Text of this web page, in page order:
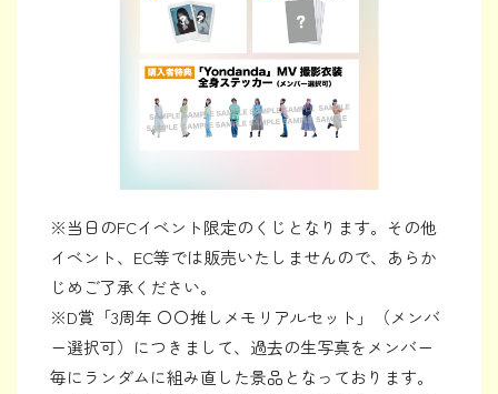
※当日のFCイベント限定のくじとなります。その他
イベント、EC等では販売いたしませんので、あらか
じめご了承ください。
※D賞「3周年 〇〇推しメモリアルセット」（メンバ
ー選択可）につきまして、過去の生写真をメンバー
毎にランダムに組み直した景品となっております。